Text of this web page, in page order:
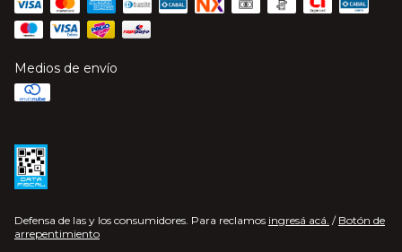
Medios de envío
Defensa de las y los consumidores. Para reclamos ingresá acá. / Botón de
arrepentimiento